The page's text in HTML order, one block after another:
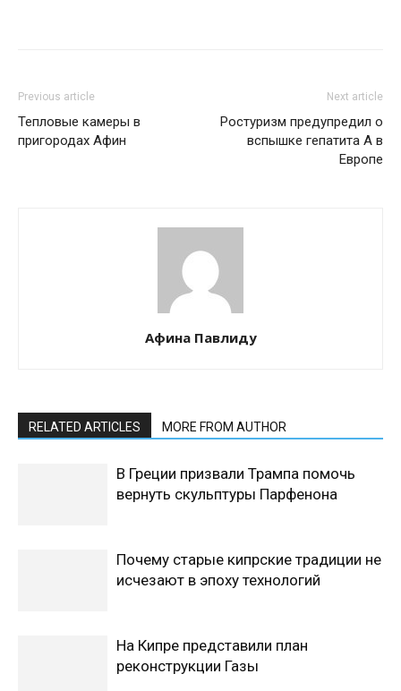
Previous article
Тепловые камеры в
пригородах Афин
Next article
Ростуризм предупредил о
вспышке гепатита А в
Европе
Афина Павлиду
RELATED ARTICLES MORE FROM AUTHOR
В Греции призвали Трампа помочь
вернуть скульптуры Парфенона
Почему старые кипрские традиции не
исчезают в эпоху технологий
На Кипре представили план
реконструкции Газы